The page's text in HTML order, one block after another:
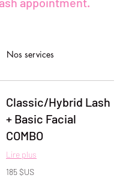
Nos services
Classic/Hybrid Lash
+ Basic Facial
COMBO
Lire plus
185
dollars
185 $US